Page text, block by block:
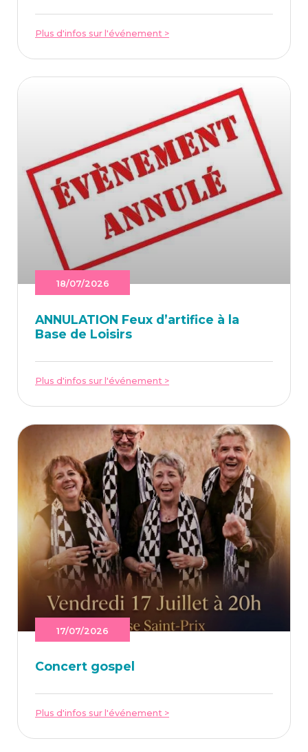
Plus d'infos sur l'événement >
18/07/2026
ANNU­LA­TION Feux d’ar­ti­fice à la
Base de Loisirs
Plus d'infos sur l'événement >
17/07/2026
Concert gos­pel
Plus d'infos sur l'événement >